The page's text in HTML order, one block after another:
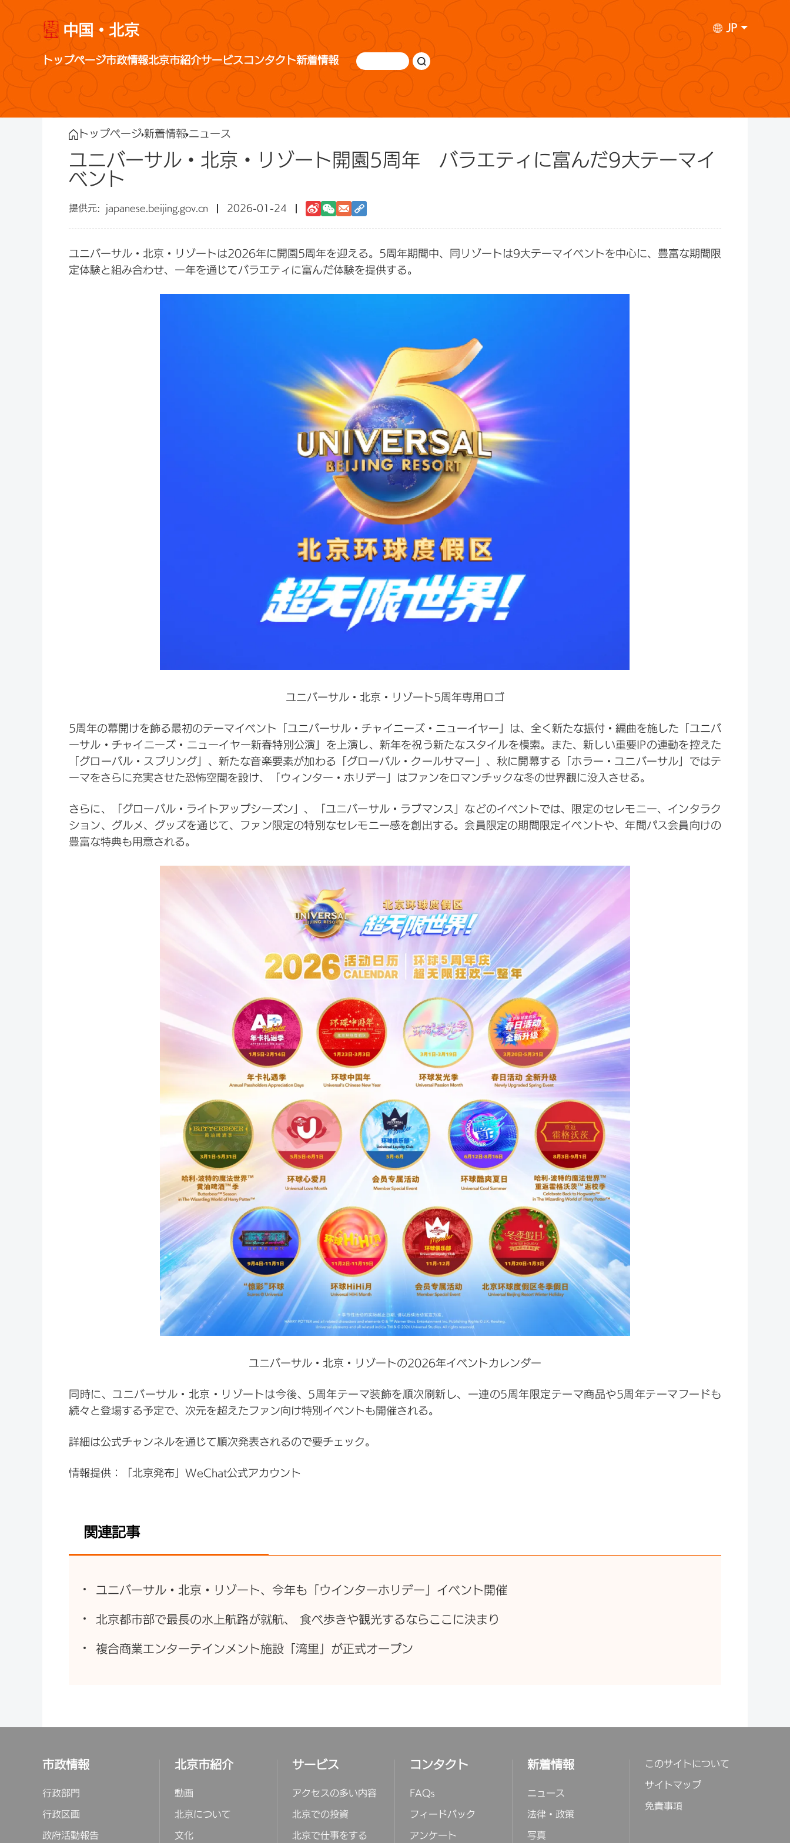
中国・北京 JP
トップページ市政情報北京市紹介サービスコンタクト新着情報
トップページ新着情報 ニュース
ユニバーサル・北京・リゾート開園5周年 バラエティに富んだ9大テーマイ
ベント
japanese.beijing.gov.cn 2026-01-24
ユニバーサル・北京・リゾートは2026年に開園5周年を迎える。5周年期間中、同リゾートは9大テーマイベントを中心に、豊富な期間限
定体験と組み合わせ、一年を通じてバラエティに富んだ体験を提供する。
ユニバーサル・北京・リゾート5周年専用ロゴ
5周年の幕開けを飾る最初のテーマイベント「ユニバーサル・チャイニーズ・ニューイヤー」は、全く新たな振付・編曲を施した「ユニバ
ーサル・チャイニーズ・ニューイヤー新春特別公演」を上演し、新年を祝う新たなスタイルを模索。また、新しい重要IPの連動を控えた
「グローバル・スプリング」、新たな音楽要素が加わる「グローバル・クールサマー」、秋に開幕する「ホラー・ユニバーサル」ではテ
ーマをさらに充実させた恐怖空間を設け、「ウィンター・ホリデー」はファンをロマンチックな冬の世界観に没入させる。
さらに、「グローバル・ライトアップシーズン」、「ユニバーサル・ラブマンス」などのイベントでは、限定のセレモニー、インタラク
ション、グルメ、グッズを通じて、ファン限定の特別なセレモニー感を創出する。会員限定の期間限定イベントや、年間パス会員向けの
豊富な特典も用意される。
ユニバーサル・北京・リゾートの2026年イベントカレンダー
同時に、ユニバーサル・北京・リゾートは今後、5周年テーマ装飾を順次刷新し、一連の5周年限定テーマ商品や5周年テーマフードも
続々と登場する予定で、次元を超えたファン向け特別イベントも開催される。
詳細は公式チャンネルを通じて順次発表されるので要チェック。
情報提供：「北京発布」WeChat公式アカウント
関連記事
ユニバーサル・北京・リゾート、今年も「ウインターホリデー」イベント開催
北京都市部で最長の水上航路が就航、 食べ歩きや観光するならここに決まり
複合商業エンターテインメント施設「湾里」が正式オープン
市政情報
行政部門
行政区画
政府活動報告
北京市紹介
動画
北京について
文化
サービス
アクセスの多い内容
北京での投資
北京で仕事をする
コンタクト
FAQs
フィードバック
アンケート
新着情報
ニュース
法律・政策
写真
このサイトについて
サイトマップ
免責事項